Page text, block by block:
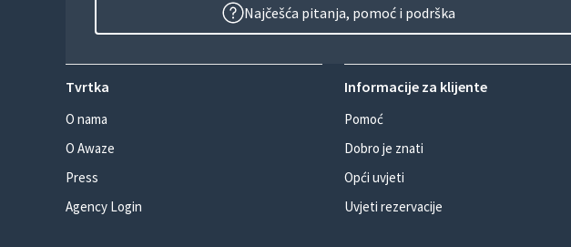
Najčešća pitanja, pomoć i podrška
Tvrtka
O nama
O Awaze
Press
Agency Login
Informacije za klijente
Pomoć
Dobro je znati
Opći uvjeti
Uvjeti rezervacije